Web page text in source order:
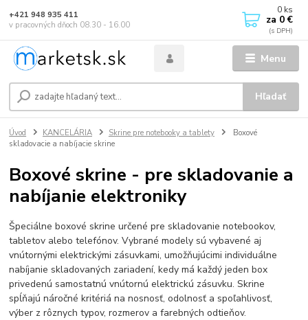
Menu
Hľadať
+421 948 935 411
v pracovných dňoch 08.30 - 16.00
0 ks
za 0 €
Úvod KANCELÁRIA Skrine pre notebooky a tablety
Boxové
skladovacie a nabíjacie skrine
Boxové skrine - pre skladovanie a
nabíjanie elektroniky
Špeciálne boxové skrine určené pre skladovanie notebookov,
tabletov alebo telefónov. Vybrané modely sú vybavené aj
vnútornými elektrickými zásuvkami, umožňujúcimi individuálne
nabíjanie skladovaných zariadení, kedy má každý jeden box
privedenú samostatnú vnútornú elektrickú zásuvku. Skrine
spĺňajú náročné kritériá na nosnosť, odolnosť a spoľahlivosť,
výber z rôznych typov, rozmerov a farebných odtieňov.